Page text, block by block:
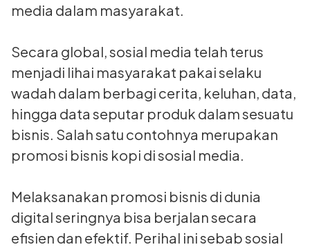
media dalam masyarakat.
Secara global, sosial media telah terus
menjadi lihai masyarakat pakai selaku
wadah dalam berbagi cerita, keluhan, data,
hingga data seputar produk dalam sesuatu
bisnis. Salah satu contohnya merupakan
promosi bisnis kopi di sosial media.
Melaksanakan promosi bisnis di dunia
digital seringnya bisa berjalan secara
efisien dan efektif. Perihal ini sebab sosial